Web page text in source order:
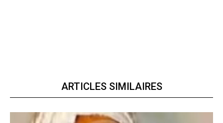
ARTICLES SIMILAIRES